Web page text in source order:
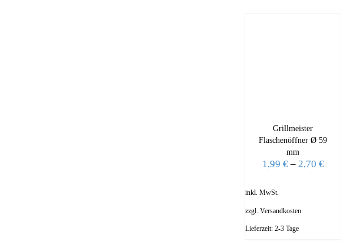
Grillmeister
Flaschenöffner Ø 59
mm
1,99 €– 2,70 €
inkl. MwSt.
zzgl.Versandkosten
Lieferzeit:2-3 Tage